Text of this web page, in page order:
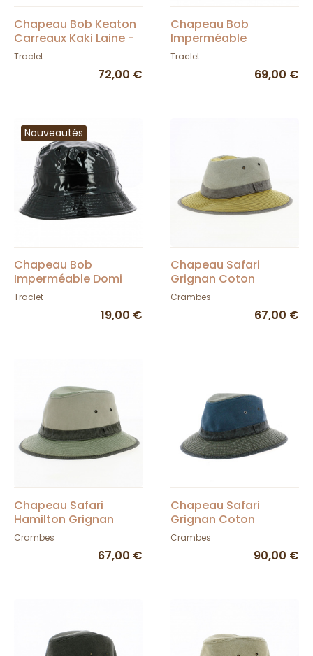
Chapeau Bob Keaton
Carreaux Kaki Laine -
City Sport
Traclet
72,00 €
Chapeau Bob
Imperméable
Strasbourg beige -
Traclet
69,00 €
Nouveautés
Chapeau Bob
Imperméable Domi
Noir - Traclet
Traclet
19,00 €
Chapeau Safari
Grignan Coton
Tricolore - Crambes
Crambes
67,00 €
Chapeau Safari
Hamilton Grignan
Coton Tricolore -
Crambes
67,00 €
Chapeau Safari
Grignan Coton
Tricolore - Crambes
Crambes
90,00 €